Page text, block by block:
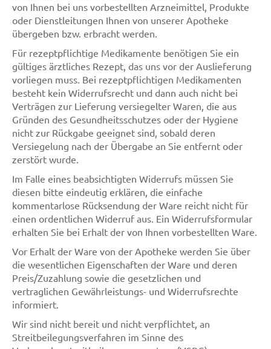
von Ihnen bei uns vorbestellten Arzneimittel, Produkte
oder Dienstleitungen Ihnen von unserer Apotheke
übergeben bzw. erbracht werden.
Für rezeptpflichtige Medikamente benötigen Sie ein
gültiges ärztliches Rezept, das uns vor der Auslieferung
vorliegen muss. Bei rezeptpflichtigen Medikamenten
besteht kein Widerrufsrecht und dann auch nicht bei
Verträgen zur Lieferung versiegelter Waren, die aus
Gründen des Gesundheitsschutzes oder der Hygiene
nicht zur Rückgabe geeignet sind, sobald deren
Versiegelung nach der Übergabe an Sie entfernt oder
zerstört wurde.
Im Falle eines beabsichtigten Widerrufs müssen Sie
diesen bitte eindeutig erklären, die einfache
kommentarlose Rücksendung der Ware reicht nicht für
einen ordentlichen Widerruf aus. Ein Widerrufsformular
erhalten Sie bei Erhalt der von Ihnen vorbestellten Ware.
Vor Erhalt der Ware von der Apotheke werden Sie über
die wesentlichen Eigenschaften der Ware und deren
Preis/Zuzahlung sowie die gesetzlichen und
vertraglichen Gewährleistungs- und Widerrufsrechte
informiert.
Wir sind nicht bereit und nicht verpflichtet, an
Streitbeilegungsverfahren im Sinne des